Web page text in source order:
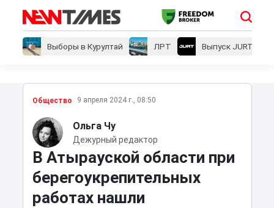
Выборы в Курултай ЛРТ Выпуск JURT
Общество 9 апреля 2024 г., 08:50
Ольга Чу
Дежурный редактор
В Атырауской области при
берегоукрепительных
работах нашли